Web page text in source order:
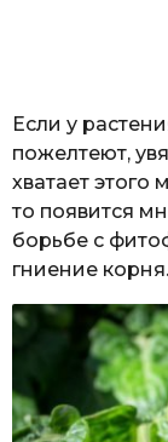
Если у
пожелтеют,
хватает этого
то появится
борьбе с
гниение корня.